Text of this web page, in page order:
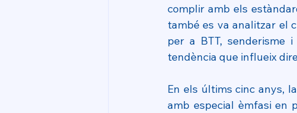
complir amb els
també es va analitzar el
per a BTT, senderisme
tendència que influeix
En els últims cinc anys,
amb especial èmfasi en